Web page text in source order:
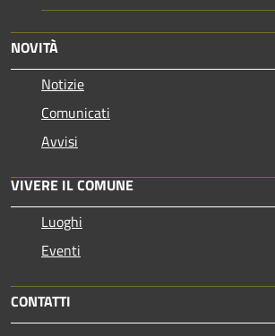
NOVITÀ
Notizie
Comunicati
Avvisi
VIVERE IL COMUNE
Luoghi
Eventi
CONTATTI